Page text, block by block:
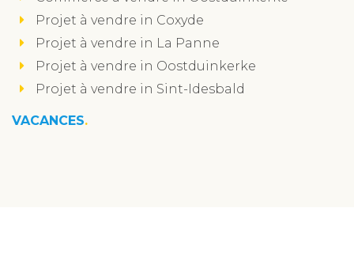
Projet à vendre in Coxyde
Projet à vendre in La Panne
Projet à vendre in Oostduinkerke
Projet à vendre in Sint-Idesbald
VACANCES